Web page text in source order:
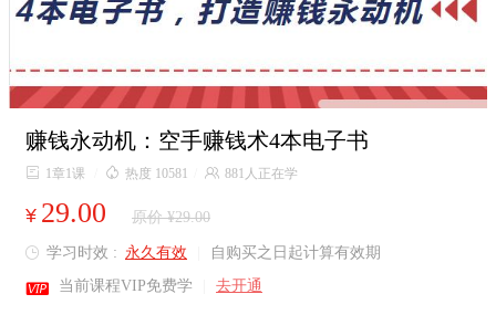
赚钱永动机：空手赚钱术4本电子书
 1章1课  热度 10581  881人正在学
¥ 29.00 原价 ¥29.00
 学习时效 : 永久有效 自购买之日起计算有效期
 当前课程VIP免费学 去开通